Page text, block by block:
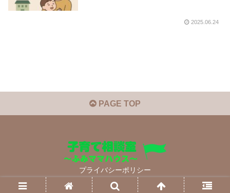
2025.06.24
PAGE TOP
プライバシーポリシー
© 2022 子育て相談室 ～ふみママハウス～.